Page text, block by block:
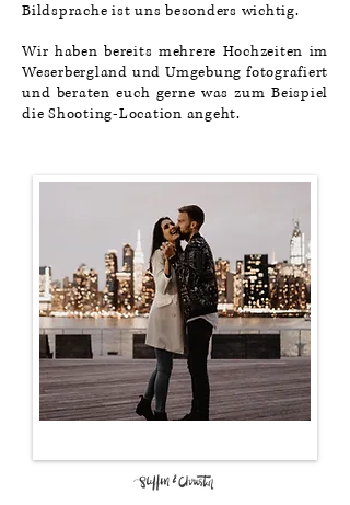
Bildsprache ist uns besonders wichtig.
Wir haben bereits mehrere Hochzeiten im
Weserbergland und Umgebung fotografiert
und beraten euch gerne was zum Beispiel
die Shooting-Location angeht.